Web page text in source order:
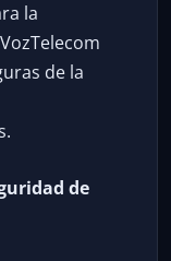
la
de la
de